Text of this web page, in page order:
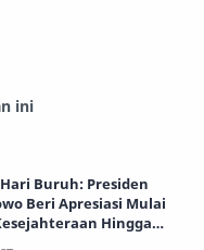
ini
Buruh: Presiden
Beri Apresiasi Mulai
Hingga